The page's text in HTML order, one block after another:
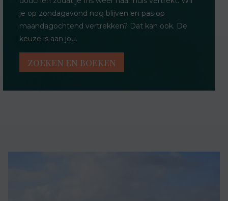
je op zondagavond nog blijven en pas op
maandagochtend vertrekken? Dat kan ook. De
keuze is aan jou.
ZOEKEN EN BOEKEN